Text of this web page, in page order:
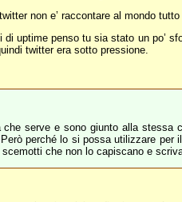
non e’ raccontare al mondo
di uptime penso tu sia stato un po’
twitter era sotto pressione.
che serve e sono giunto alla stessa
perché lo si possa utilizzare
che non lo capiscano e